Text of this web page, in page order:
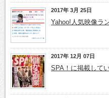
2017年 3月 25日
Yahoo!人気映像ラ
2017年 12月 07日
SPA！に掲載して